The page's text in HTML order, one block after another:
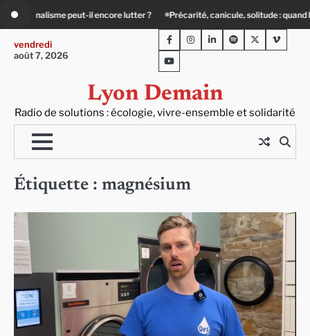
content
lutter ? Précarité, canicule, solitude : quand le lien social devient essentiel
vendredi
août 7, 2026
Lyon Demain
Radio de solutions : écologie, vivre-ensemble et solidarité
FacebookInstagram
LinkedInSpotifyTwitterViméo
Youtube
Étiquette : magnésium